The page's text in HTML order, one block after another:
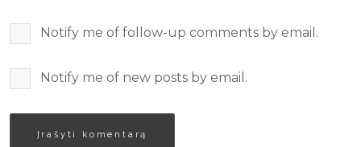
Notify me of follow-up comments by email.
Notify me of new posts by email.